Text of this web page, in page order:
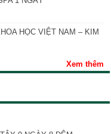
HỌC VIỆT NAM – KIM
Xem thêm